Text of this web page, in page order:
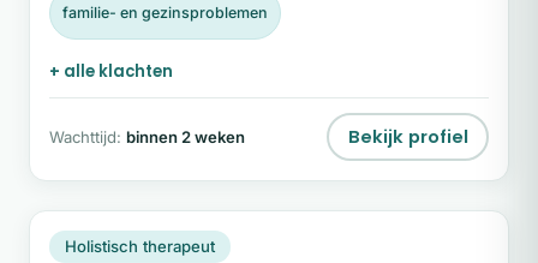
familie- en gezinsproblemen
+ alle klachten
Wachttijd: binnen 2 weken Bekijk profiel
Snel beschikbaar
Holistisch therapeut